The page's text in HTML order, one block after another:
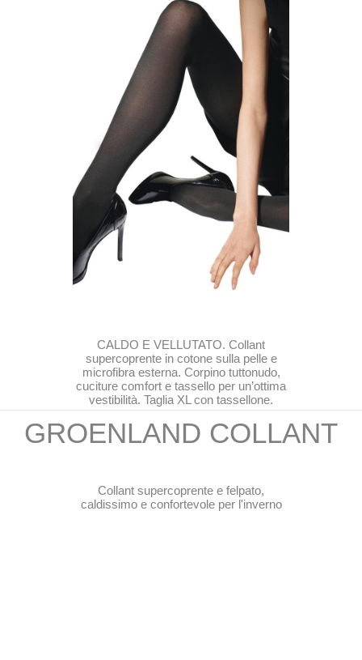
CALDO E VELLUTATO. Collant
supercoprente in cotone sulla pelle e
microfibra esterna. Corpino tuttonudo,
cuciture comfort e tassello per un’ottima
vestibilità. Taglia XL con tassellone.
GROENLAND COLLANT
Collant supercoprente e felpato,
caldissimo e confortevole per l'inverno